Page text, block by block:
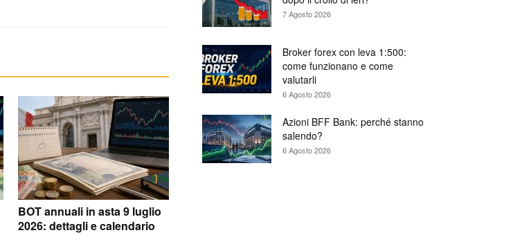
BOT annuali in asta 9 luglio
2026: dettagli e calendario
7 Agosto 2026
Broker forex con leva 1:500:
come funzionano e come
valutarli
6 Agosto 2026
Azioni BFF Bank: perché stanno
salendo?
6 Agosto 2026